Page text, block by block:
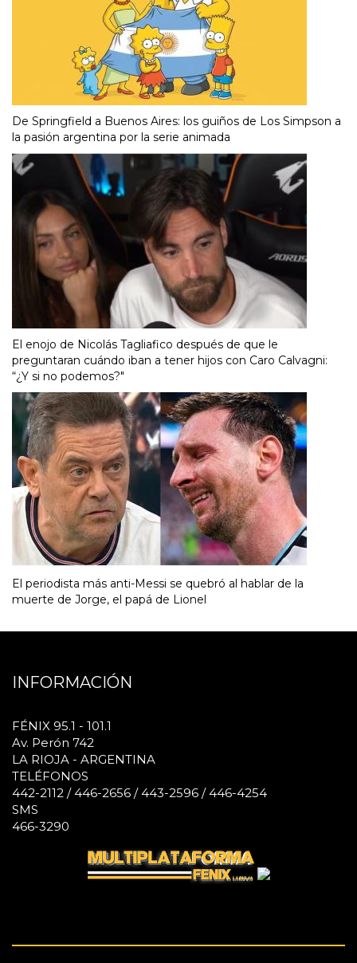
De Springfield a Buenos Aires: los guiños de Los Simpson a
la pasión argentina por la serie animada
El enojo de Nicolás Tagliafico después de que le
preguntaran cuándo iban a tener hijos con Caro Calvagni:
“¿Y si no podemos?"
El periodista más anti-Messi se quebró al hablar de la
muerte de Jorge, el papá de Lionel
INFORMACIÓN
FÉNIX 95.1 - 101.1
Av. Perón 742
LA RIOJA - ARGENTINA
TELÉFONOS
442-2112 / 446-2656 / 443-2596 / 446-4254
SMS
466-3290